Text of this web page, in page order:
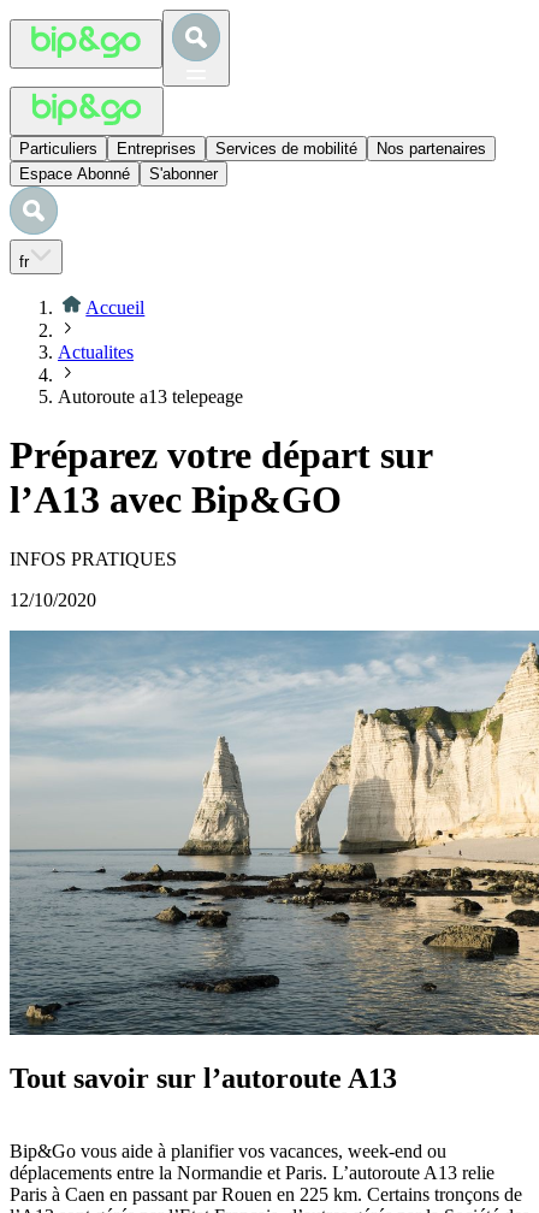
Particuliers Entreprises Services de mobilité
Nos partenaires
Espace Abonné
S'abonner
fr
Accueil
Actualites
Autoroute a13 telepeage
Préparez votre départ sur
l’A13 avec Bip&GO
INFOS PRATIQUES
12/10/2020
Tout savoir sur l’autoroute A13
Bip&Go vous aide à planifier vos vacances, week-end ou
déplacements entre la Normandie et Paris. L’autoroute A13 relie
Paris à Caen en passant par Rouen en 225 km. Certains tronçons de